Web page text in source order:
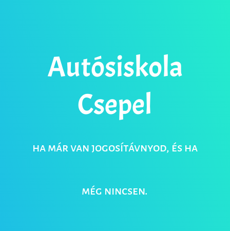
Autósiskola
Csepel
ha már van jogosítávnyod, és ha
még nincsen.